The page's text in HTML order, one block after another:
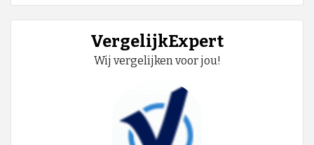
VergelijkExpert
Wij vergelijken voor jou!